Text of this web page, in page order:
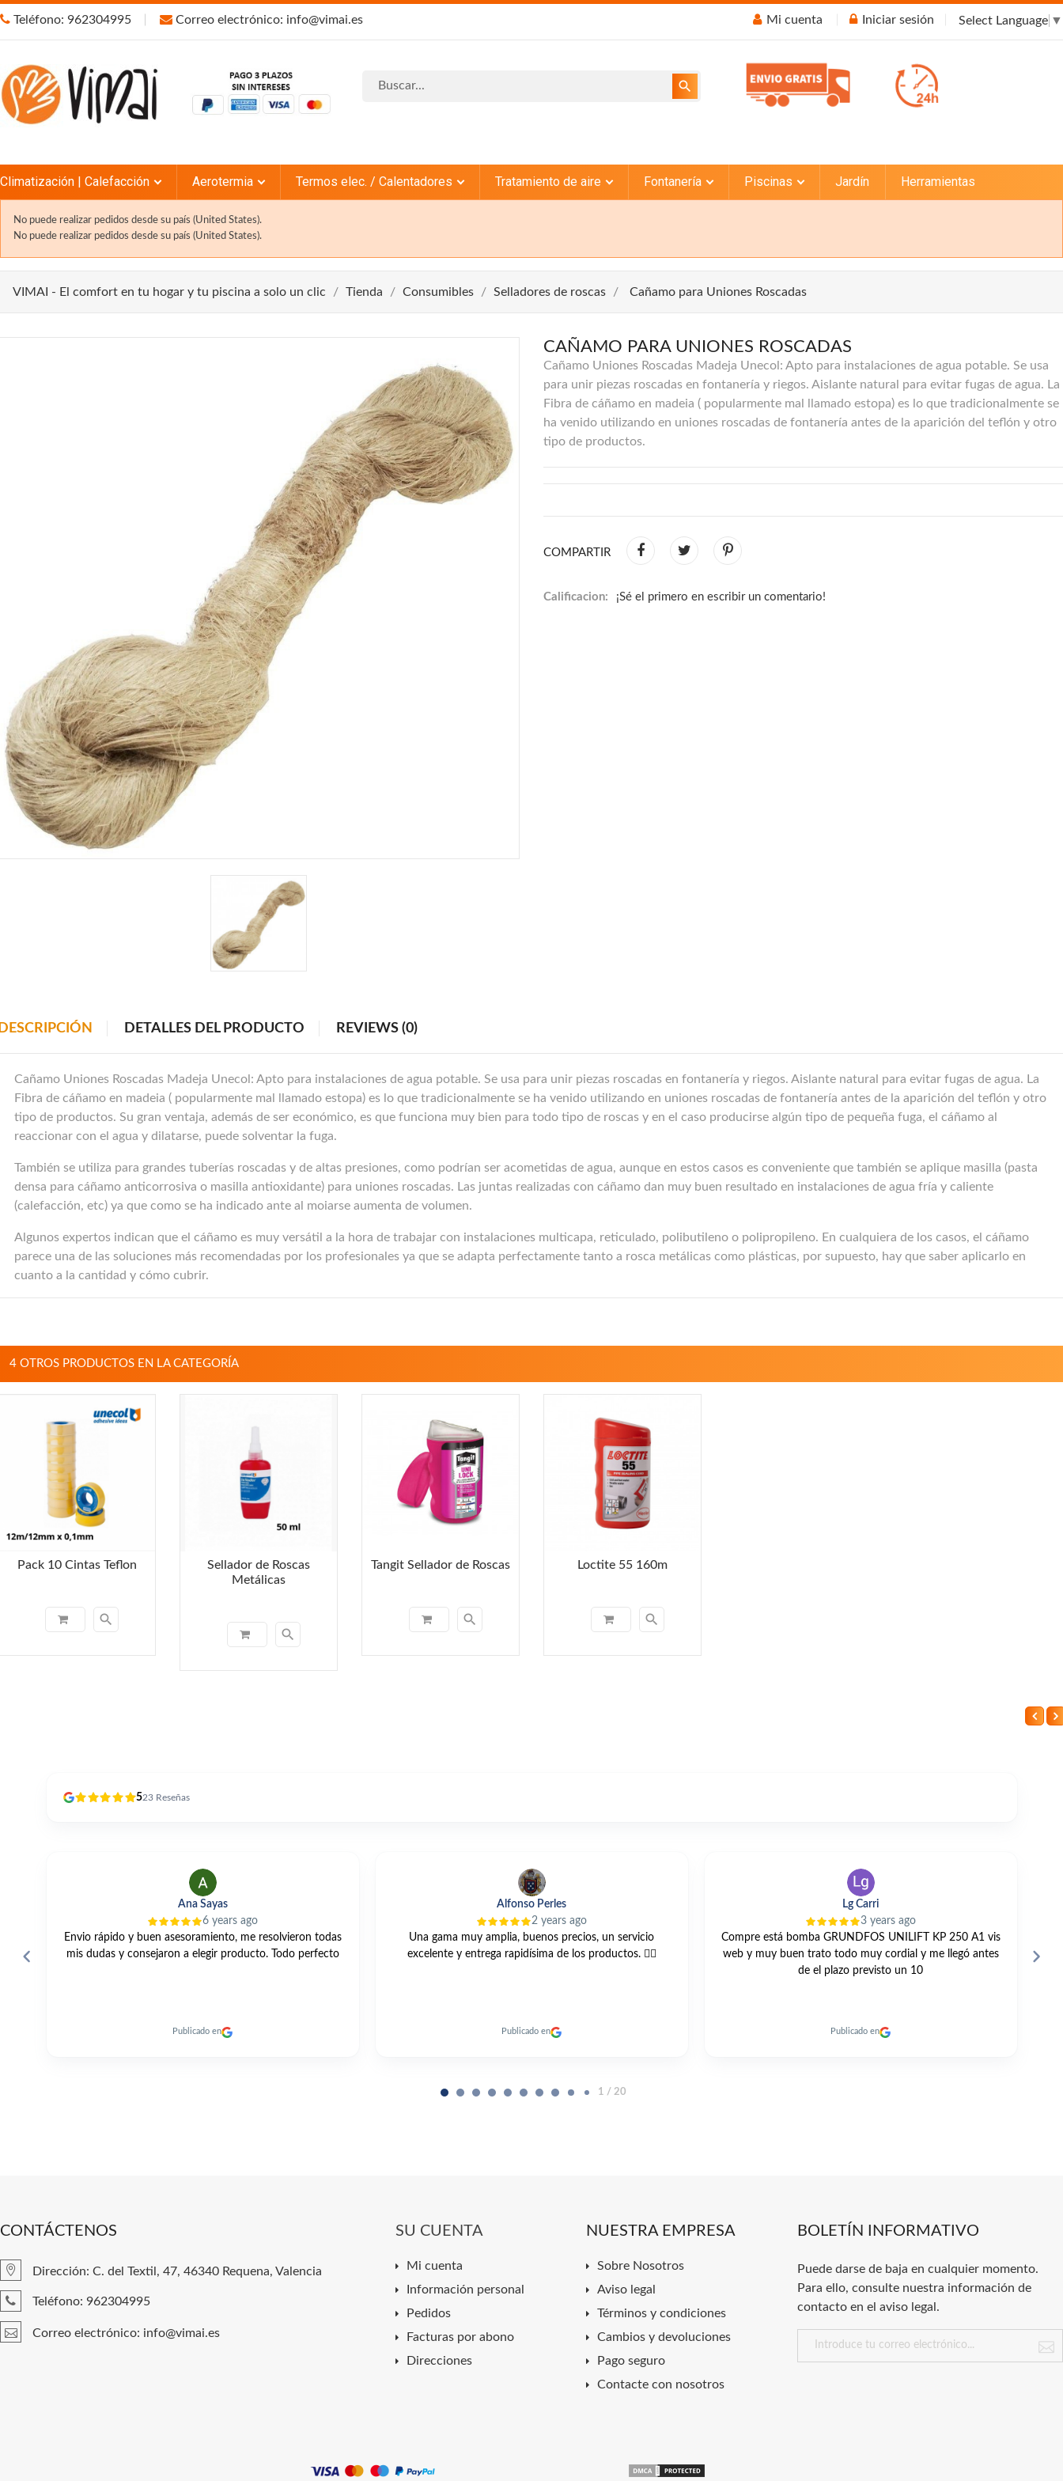
Teléfono: 962304995 Correo electrónico: info@vimai.es Mi cuenta Iniciar sesión Select Language ▼
search
Climatización | Calefacción Aerotermia Termos elec. / Calentadores Tratamiento de aire Fontanería Piscinas Jardín Herramientas
No puede realizar pedidos desde su país (United States).
No puede realizar pedidos desde su país (United States).
VIMAI - El comfort en tu hogar y tu piscina a solo un clic Tienda Consumibles Selladores de roscas Cañamo para Uniones Roscadas
CAÑAMO PARA UNIONES ROSCADAS
Cañamo Uniones Roscadas Madeja Unecol: Apto para instalaciones de agua potable. Se usa
para unir piezas roscadas en fontanería y riegos. Aislante natural para evitar fugas de agua. La
Fibra de cáñamo en madeia ( popularmente mal llamado estopa) es lo que tradicionalmente se
ha venido utilizando en uniones roscadas de fontanería antes de la aparición del teflón y otro
tipo de productos.
COMPARTIR
Calificacion: ¡Sé el primero en escribir un comentario!
DETALLES DEL PRODUCTO REVIEWS (0)
Cañamo Uniones Roscadas Madeja Unecol: Apto para instalaciones de agua potable. Se usa para unir piezas roscadas en fontanería y riegos. Aislante natural para evitar fugas de agua. La
Fibra de cáñamo en madeia ( popularmente mal llamado estopa) es lo que tradicionalmente se ha venido utilizando en uniones roscadas de fontanería antes de la aparición del teflón y otro
tipo de productos. Su gran ventaja, además de ser económico, es que funciona muy bien para todo tipo de roscas y en el caso producirse algún tipo de pequeña fuga, el cáñamo al
reaccionar con el agua y dilatarse, puede solventar la fuga.
También se utiliza para grandes tuberías roscadas y de altas presiones, como podrían ser acometidas de agua, aunque en estos casos es conveniente que también se aplique masilla (pasta
densa para cáñamo anticorrosiva o masilla antioxidante) para uniones roscadas. Las juntas realizadas con cáñamo dan muy buen resultado en instalaciones de agua fría y caliente
(calefacción, etc) ya que como se ha indicado ante al moiarse aumenta de volumen.
Algunos expertos indican que el cáñamo es muy versátil a la hora de trabajar con instalaciones multicapa, reticulado, polibutileno o polipropileno. En cualquiera de los casos, el cáñamo
parece una de las soluciones más recomendadas por los profesionales ya que se adapta perfectamente tanto a rosca metálicas como plásticas, por supuesto, hay que saber aplicarlo en
cuanto a la cantidad y cómo cubrir.
4 OTROS PRODUCTOS EN LA CATEGORÍA
Pack 10 Cintas Teflon
search
Sellador de Roscas
Metálicas
search
Tangit Sellador de Roscas
search
Loctite 55 160m
search
523 Reseñas
Alfonso Perles
2 years ago
Una gama muy amplia, buenos precios, un servicio
excelente y entrega rapidísima de los productos. 👍🏼
Publicado en
Lg Carri
3 years ago
Compre está bomba GRUNDFOS UNILIFT KP 250 A1 vis
web y muy buen trato todo muy cordial y me llegó antes
Publicado en
V TANO
3 years ago
GRAN TRATO PROFESIONAL Y PERSONAL. TODO
MUY RAPIDO. RECOMENDABLE 100% A DIA DE HOY.
Publicado en
2 / 20
CONTÁCTENOS
Dirección: C. del Textil, 47, 46340 Requena, Valencia
Teléfono: 962304995
Correo electrónico: info@vimai.es
SU CUENTA
Mi cuenta
Información personal
Pedidos
Facturas por abono
Direcciones
NUESTRA EMPRESA
Sobre Nosotros
Aviso legal
Términos y condiciones
Cambios y devoluciones
Pago seguro
Contacte con nosotros
BOLETÍN INFORMATIVO
Puede darse de baja en cualquier momento.
Para ello, consulte nuestra información de
contacto en el aviso legal.